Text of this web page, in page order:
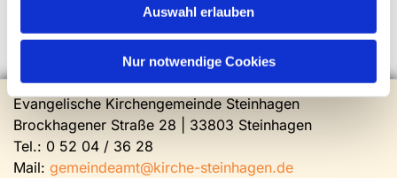
Auswahl erlauben
Nur notwendige Cookies
Evangelische Kirchengemeinde Steinhagen
Brockhagener Straße 28 | 33803 Steinhagen
Tel.: 0 52 04 / 36 28
Mail: gemeindeamt@kirche-steinhagen.de